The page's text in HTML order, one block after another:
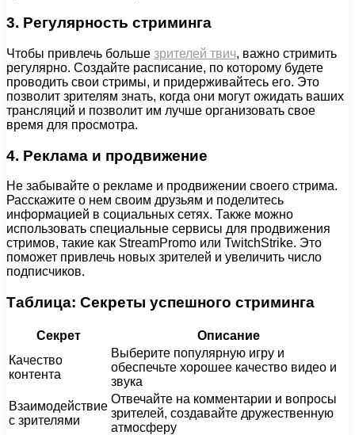
3. Регулярность стриминга
Чтобы привлечь больше зрителей твич, важно стримить
регулярно. Создайте расписание, по которому будете
проводить свои стримы, и придерживайтесь его. Это
позволит зрителям знать, когда они могут ожидать ваших
трансляций и позволит им лучше организовать свое
время для просмотра.
4. Реклама и продвижение
Не забывайте о рекламе и продвижении своего стрима.
Расскажите о нем своим друзьям и поделитесь
информацией в социальных сетях. Также можно
использовать специальные сервисы для продвижения
стримов, такие как StreamPromo или TwitchStrike. Это
поможет привлечь новых зрителей и увеличить число
подписчиков.
Таблица: Секреты успешного стриминга
Секрет
Описание
Качество
контента
Выберите популярную игру и
обеспечьте хорошее качество видео и
звука
Взаимодействие
с зрителями
Отвечайте на комментарии и вопросы
зрителей, создавайте дружественную
атмосферу